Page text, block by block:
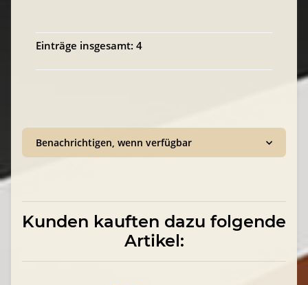
Einträge insgesamt: 4
Benachrichtigen, wenn verfügbar
Kunden kauften dazu folgende
Artikel: